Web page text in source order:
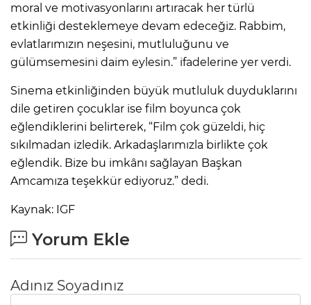
moral ve motivasyonlarını artıracak her türlü
etkinliği desteklemeye devam edeceğiz. Rabbim,
evlatlarımızın neşesini, mutluluğunu ve
gülümsemesini daim eylesin.” ifadelerine yer verdi.
Sinema etkinliğinden büyük mutluluk duyduklarını
dile getiren çocuklar ise film boyunca çok
eğlendiklerini belirterek, “Film çok güzeldi, hiç
sıkılmadan izledik. Arkadaşlarımızla birlikte çok
eğlendik. Bize bu imkânı sağlayan Başkan
Amcamıza teşekkür ediyoruz.” dedi.
Kaynak: IGF
Yorum Ekle
Adınız Soyadınız